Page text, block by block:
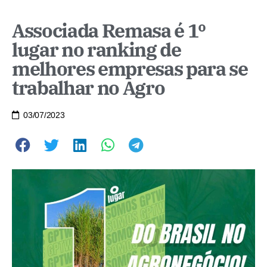
Associada Remasa é 1º
lugar no ranking de
melhores empresas para se
trabalhar no Agro
03/07/2023